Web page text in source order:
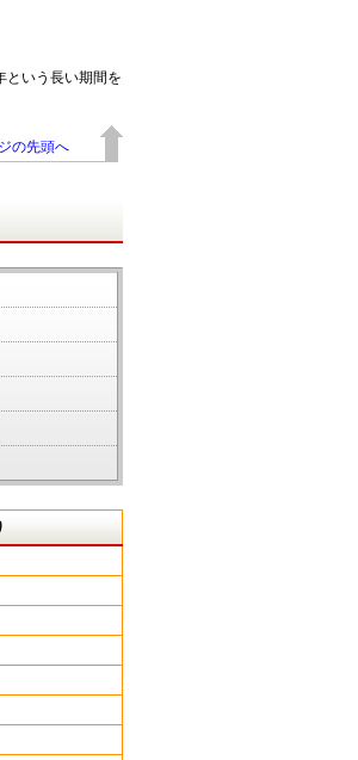
という長い期間を
の先頭へ